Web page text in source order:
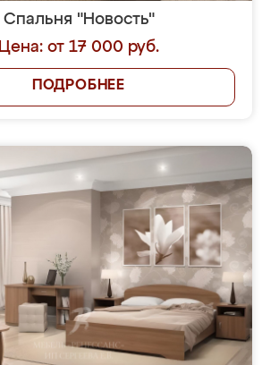
Спальня "Новость"
Цена: от 17 000 руб.
ПОДРОБНЕЕ